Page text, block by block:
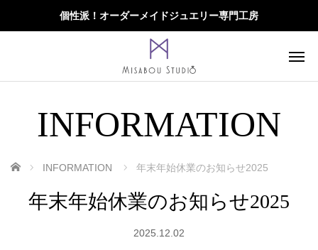
個性派！オーダーメイドジュエリー専門工房
INFORMATION
ホーム INFORMATION 年末年始休業のお知らせ2025
年末年始休業のお知らせ2025
2025.12.02